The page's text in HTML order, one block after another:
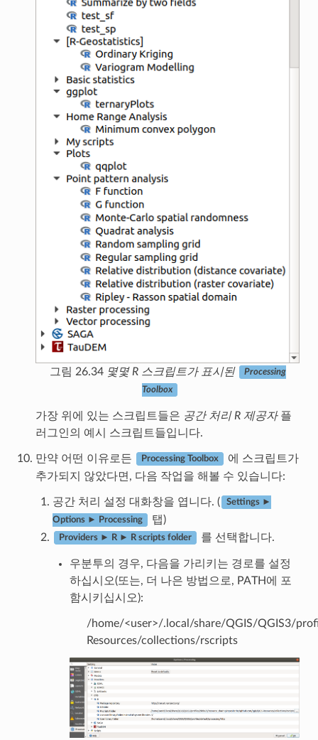
그림 26.34 몇몇 R 스크립트가 표시된 Processing
Toolbox
가장 위에 있는 스크립트들은 공간 처리 R 제공자플
러그인의 예시 스크립트들입니다.
만약 어떤 이유로든 Processing Toolbox
에 스크립트가
추가되지 않았다면, 다음 작업을 해볼 수 있습니다:
공간 처리 설정 대화창을 엽니다. ( Settings ►
Options ► Processing 탭)
Providers ► R ► R scripts folder 를 선택합니다.
우분투의 경우, 다음을 가리키는 경로를 설정
하십시오(또는, 더 나은 방법으로, PATH에 포
함시키십시오):
/home/<user>/.local/share/QGIS/QGIS3/
Resources/collections/rscripts